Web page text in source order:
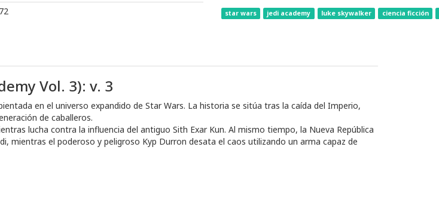
star wars jedi academy luke skywalker ciencia ficción
Vol. 3): v. 3
en el universo expandido de Star Wars. La historia se sitúa tras la caída del Imperio,
de caballeros.
lucha contra la influencia del antiguo Sith Exar Kun. Al mismo tiempo, la Nueva República
mientras el poderoso y peligroso Kyp Durron desata el caos utilizando un arma capaz de